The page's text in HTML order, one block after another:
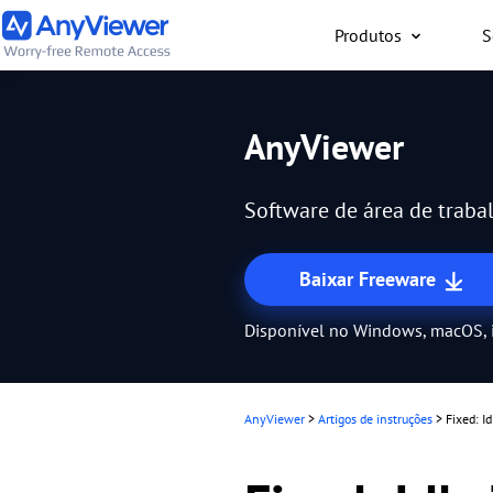
Produtos
PC/Mac/celular de
AnyViewer
Software de área de
Baixar Freeware
Disponível no Windows, macOS,
AnyViewer > Artigos de instruções > Fixed: